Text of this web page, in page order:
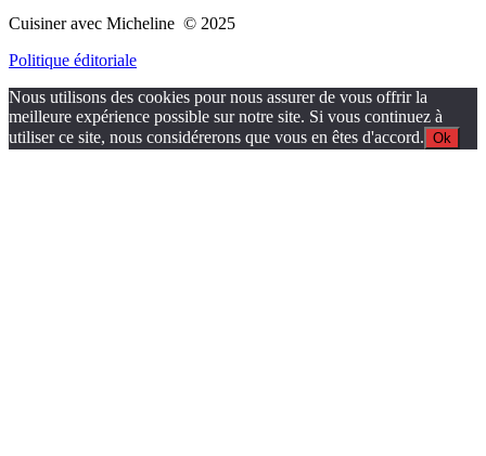
Cuisiner avec Micheline © 2025
Politique éditoriale
Nous utilisons des cookies pour nous assurer de vous offrir la
meilleure expérience possible sur notre site. Si vous continuez à
utiliser ce site, nous considérerons que vous en êtes d'accord. Ok